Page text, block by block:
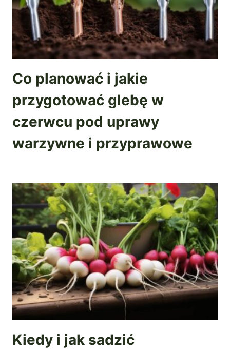
Co planować i jakie
przygotować glebę w
czerwcu pod uprawy
warzywne i przyprawowe
Kiedy i jak sadzić